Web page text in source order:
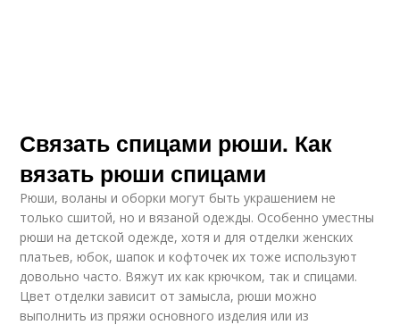
Связать спицами рюши. Как
вязать рюши спицами
Рюши, воланы и оборки могут быть украшением не
только сшитой, но и вязаной одежды. Особенно уместны
рюши на детской одежде, хотя и для отделки женских
платьев, юбок, шапок и кофточек их тоже используют
довольно часто. Вяжут их как крючком, так и спицами.
Цвет отделки зависит от замысла, рюши можно
выполнить из пряжи основного изделия или из